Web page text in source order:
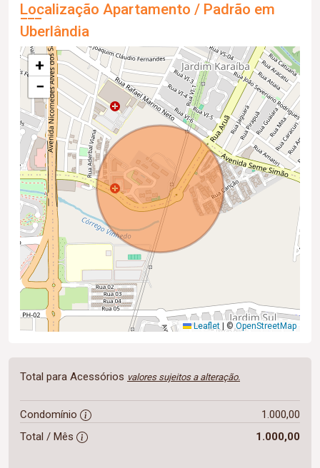
Localização Apartamento / Padrão em
Uberlândia
+
−
Leaflet ©OpenStreetMap
Total para Acessórios valores sujeitos a alteração.
Condomínio
1.000,00
Total / Mês
1.000,00